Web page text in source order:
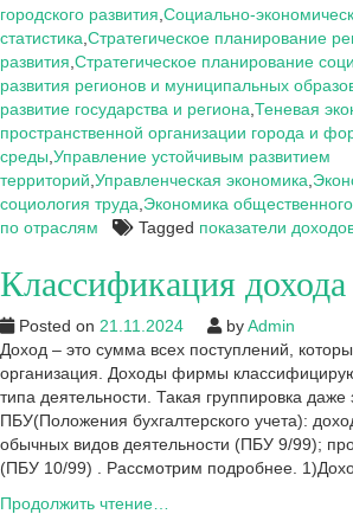
доходов
фирмы
городского развития Социально-
статистика Стратегическое планирование
развития Стратегическое планирование
развития регионов и муниципальных
развитие государства и региона Теневая
пространственной организации города и
среды Управление устойчивым развитием
территорий Управленческая экономика
социология труда Экономика
по отраслям
Tagged показатели
Классификация
Posted on 21.11.2024 byAdmin
Доход – это сумма всех поступлений,
организация. Доходы фирмы
типа деятельности. Такая группировка даже
ПБУ(Положения бухгалтерского учета):
обычных видов деятельности (ПБУ 9/99);
(ПБУ 10/99) . Рассмотрим подробнее.
Продолжить чтение…